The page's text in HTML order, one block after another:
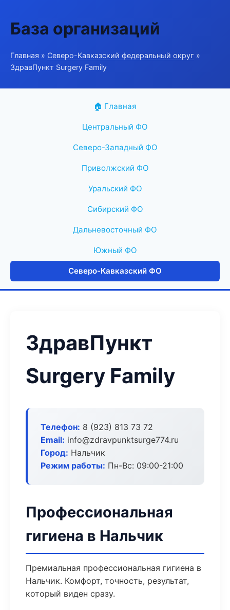
База организаций
Главная » Северо-Кавказский федеральный округ »
ЗдравПункт Surgery Family
🏠 Главная
Центральный ФО
Северо-Западный ФО
Приволжский ФО
Уральский ФО
Сибирский ФО
Дальневосточный ФО
Южный ФО
Северо-Кавказский ФО
ЗдравПункт
Surgery Family
Телефон: 8 (923) 813 73 72
Email: info@zdravpunktsurge774.ru
Город: Нальчик
Режим работы: Пн-Вс: 09:00-21:00
Профессиональная
гигиена в Нальчик
Премиальная профессиональная гигиена в
Нальчик. Комфорт, точность, результат,
который виден сразу.